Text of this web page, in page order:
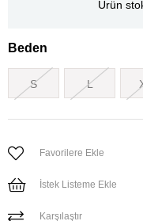
Ürün
Beden
S L
Favorilere Ekle
İstek Listeme Ekle
Karşılaştır